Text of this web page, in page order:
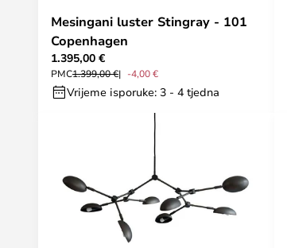
Mesingani luster Stingray - 101
Copenhagen
1.395,00 €
PMC1.399,00 € -4,00 €
Vrijeme isporuke: 3 - 4 tjedna